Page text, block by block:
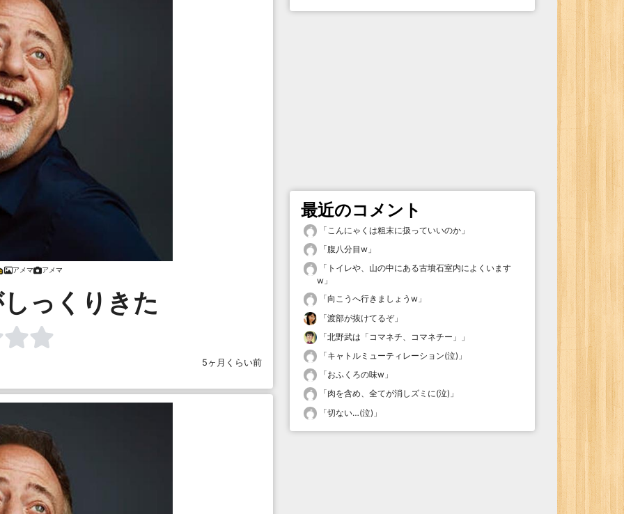
アメマ アメマ
っくりきた
5ヶ月くらい前
最近のコメント
「こんにゃくは粗末に扱っていいのか 」
「腹八分目w 」
「 トイレや、山の中にある古墳石室内によくいます
w 」
「向こうへ行きましょうw 」
「渡部が抜けてるぞ」
「北野武は「コマネチ、コマネチー」
」
「キャトルミューティレーション(泣) 」
「おふくろの味w 」
「肉を含め、全てが消しズミに(泣) 」
「切ない…(泣) 」